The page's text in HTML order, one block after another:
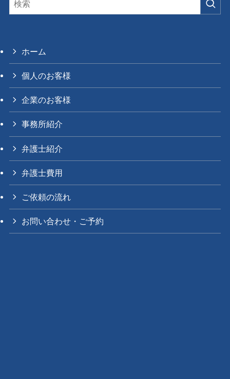
ホーム
個人のお客様
企業のお客様
事務所紹介
弁護士紹介
弁護士費用
ご依頼の流れ
お問い合わせ・ご予約